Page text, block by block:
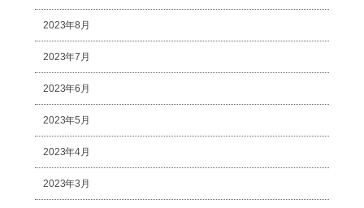
2023年8月
2023年7月
2023年6月
2023年5月
2023年4月
2023年3月